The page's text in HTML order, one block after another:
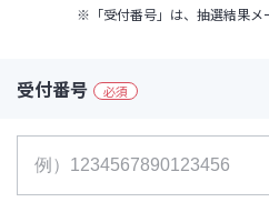
※「受付番号」は、抽選結果メ
受付番号 必須